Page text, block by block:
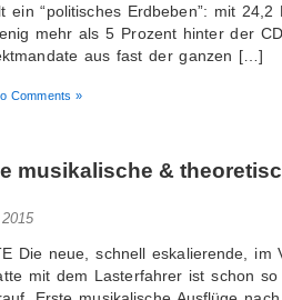
ein “politisches Erdbeben”: mit 24,2
mehr als 5 Prozent hinter der
aus fast der ganzen […]
Comments »
musikalische &
Die neue, schnell eskalierende, im
mit dem Lasterfahrer ist schon